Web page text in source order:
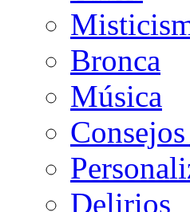
Bronca
Música
Delirios